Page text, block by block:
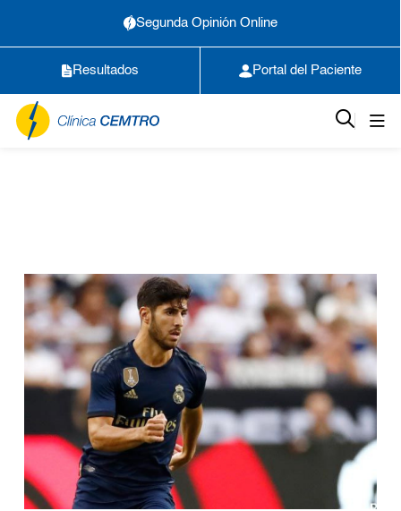
Segunda Opinión Online
Resultados Portal del Paciente